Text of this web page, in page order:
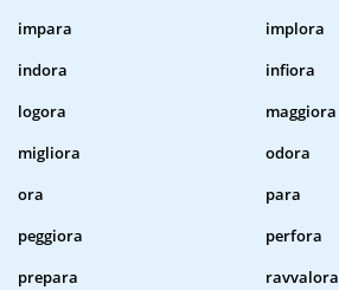
impara
implora
indora
infiora
logora
maggiora
migliora
odora
ora
para
peggiora
perfora
prepara
ravvalora